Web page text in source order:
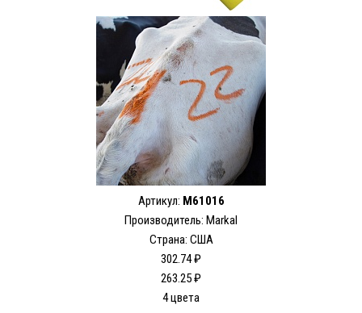
Артикул: M61016
Производитель: Markal
Страна: США
302.74 ₽
263.25 ₽
4 цвета